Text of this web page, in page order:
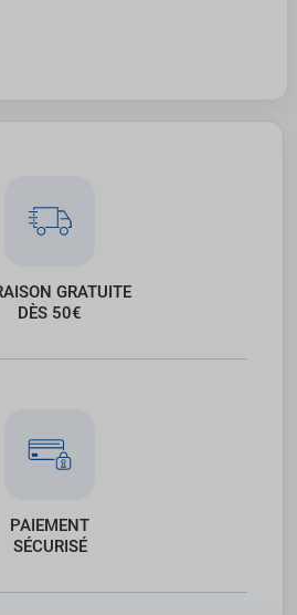
GRATUITE
DÈS 50€
PAIEMENT
SÉCURISÉ